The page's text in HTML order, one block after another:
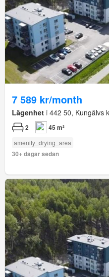
7 589 kr/month
Lägenhet i 442 50, Kungälvs
2 45 m²
amenity_drying_area
30+ dagar sedan